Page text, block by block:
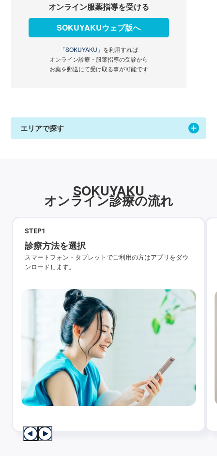
オンライン服薬指導を受ける
SOKUYAKUウェブ版へ
「SOKUYAKU」 を利用すれば
オンライン診療・服薬指導の受診から
お薬を郵送にて受け取る事が可能です
エリアで探す
SOKUYAKU
オンライン診療の流れ
STEP1
診療方法を選択
スマートフォン・タブレットでご利用の方はアプリをダウ
ンロードします。